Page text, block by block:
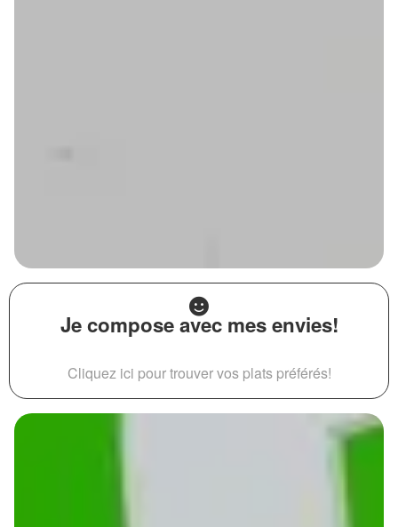
Je compose avec mes envies!
Cliquez ici pour trouver vos plats préférés!